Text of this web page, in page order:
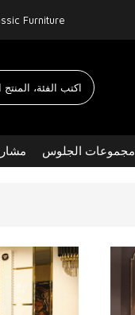
Furniture
مجموعات الجلوس